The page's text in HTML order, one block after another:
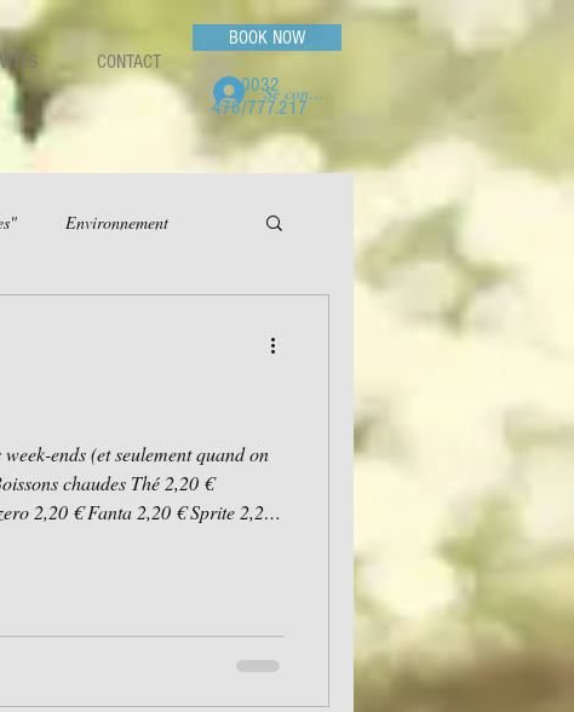
CONTACT
BOOK NOW
0032
476/777.217
Se connecter
Environnement
chaudes Thé 2,20 €